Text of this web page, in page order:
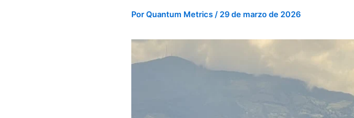
PorQuantum Metrics / 29 de marzo de 2026